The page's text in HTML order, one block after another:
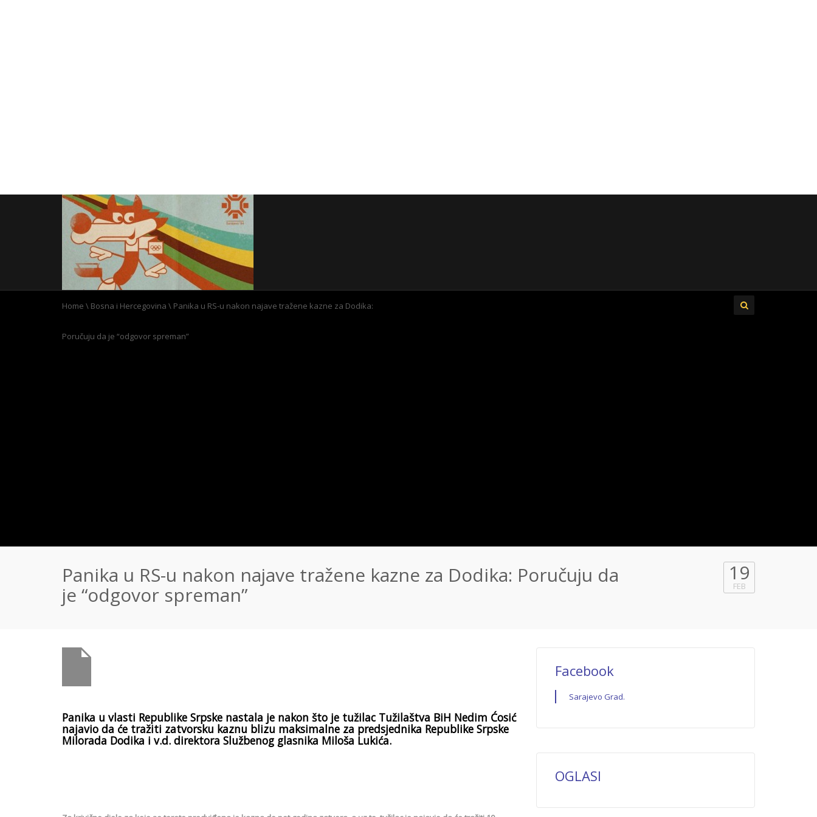
Home \ Bosna i Hercegovina \ Panika u RS-u nakon najave tražene kazne za Dodika:
Poručuju da je “odgovor spreman”
Panika u RS-u nakon najave tražene kazne za Dodika: Poručuju da
je “odgovor spreman”
19
FEB
Panika u vlasti Republike Srpske nastala je nakon što je tužilac Tužilaštva BiH Nedim Ćosić
najavio da će tražiti zatvorsku kaznu blizu maksimalne za predsjednika Republike Srpske
Milorada Dodika i v.d. direktora Službenog glasnika Miloša Lukića.
Facebook
Sarajevo Grad.
OGLASI